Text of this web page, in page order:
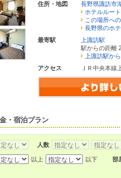
住所・地図
長野県諏訪市
ホテルルー
この場所へ
長野県のホ
最寄駅
上諏訪駅
駅からの距離
上諏訪駅か
アクセス
ＪＲ中央本
・宿泊プラン
人数
以上 以下 部